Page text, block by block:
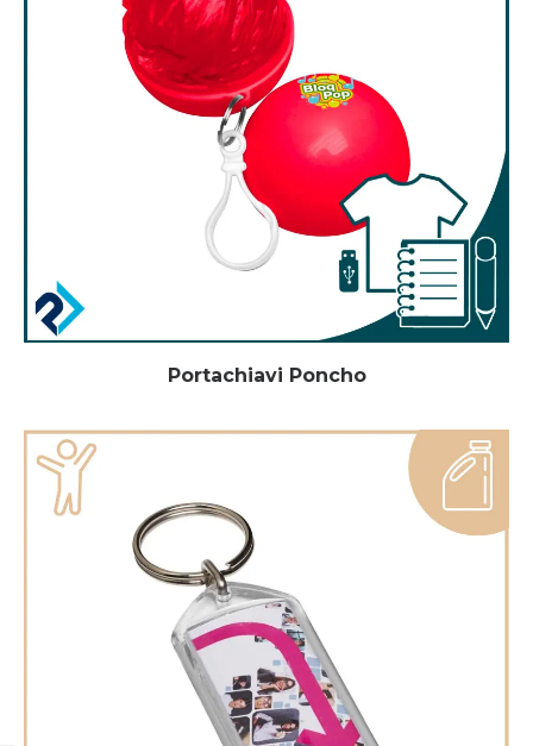
Portachiavi Poncho